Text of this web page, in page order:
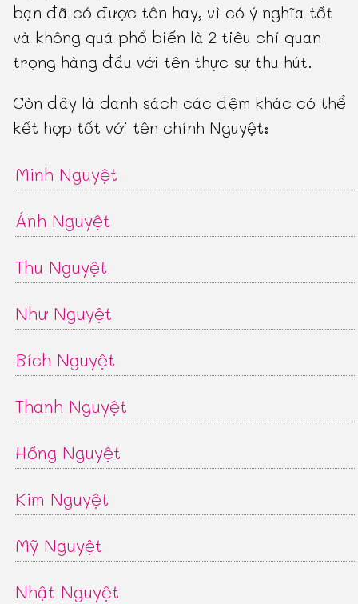
bạn đã có được tên hay, vì có ý nghĩa tốt
và không quá phổ biến là 2 tiêu chí quan
trọng hàng đầu với tên thực sự thu hút.
Còn đây là danh sách các đệm khác có thể
kết hợp tốt với tên chính Nguyệt:
Minh Nguyệt
Ánh Nguyệt
Thu Nguyệt
Như Nguyệt
Bích Nguyệt
Thanh Nguyệt
Hồng Nguyệt
Kim Nguyệt
Mỹ Nguyệt
Nhật Nguyệt